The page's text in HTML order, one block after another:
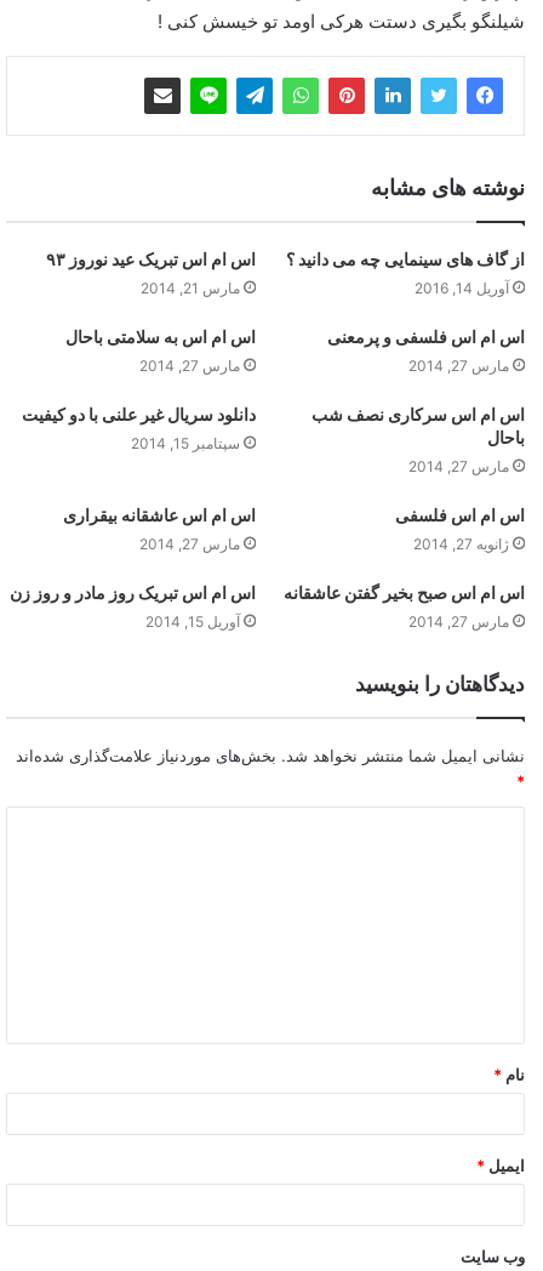
شیلنگو بگیری دستت هرکی اومد تو خیسش کنی !
نوشته های مشابه
از گاف های سینمایی چه می دانید ؟
آوریل 14, 2016
اس ام اس تبریک عید نوروز ۹۳
مارس 21, 2014
اس ام اس فلسفی و پرمعنی
مارس 27, 2014
اس ام اس به سلامتی باحال
مارس 27, 2014
اس ام اس سرکاری نصف شب
باحال
مارس 27, 2014
دانلود سریال غیر علنی با دو کیفیت
سپتامبر 15, 2014
اس ام اس فلسفی
ژانویه 27, 2014
اس ام اس عاشقانه بیقراری
مارس 27, 2014
اس ام اس صبح بخیر گفتن عاشقانه
مارس 27, 2014
اس ام اس تبریک روز مادر و روز زن
آوریل 15, 2014
دیدگاهتان را بنویسید
نشانی ایمیل شما منتشر نخواهد شد. بخش‌های موردنیاز علامت‌گذاری شده‌اند
*
نام *
ایمیل *
وب‌ سایت